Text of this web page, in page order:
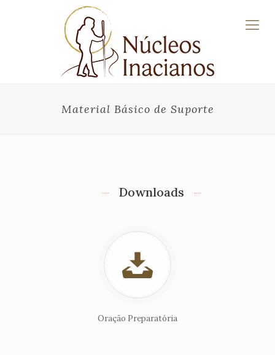
Material Básico de Suporte
Downloads
Oração Preparatória